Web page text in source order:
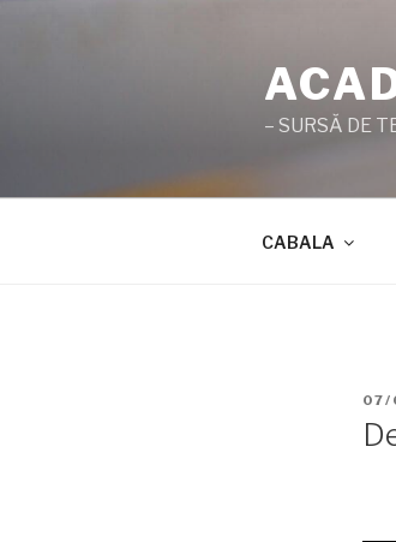
– SURSĂ DE
CABALA
07/